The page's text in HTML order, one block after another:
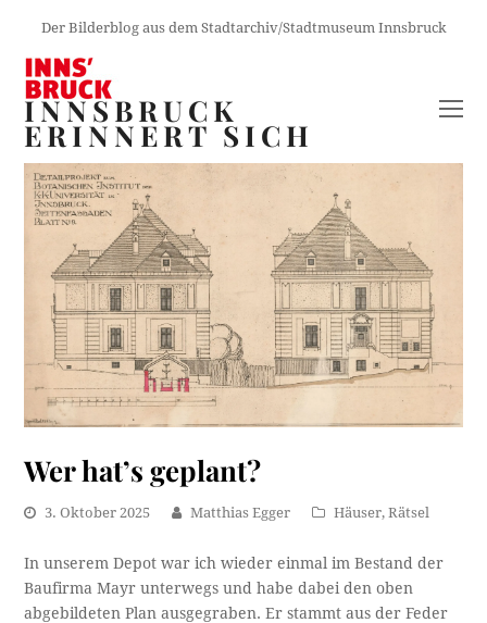
Der Bilderblog aus dem Stadtarchiv/Stadtmuseum Innsbruck
INNSBRUCK
ERINNERT SICH
Wer hat’s geplant?
3. Oktober 2025 Matthias Egger Häuser,Rätsel
In unserem Depot war ich wieder einmal im Bestand der
Baufirma Mayr unterwegs und habe dabei den oben
abgebildeten Plan ausgegraben. Er stammt aus der Feder